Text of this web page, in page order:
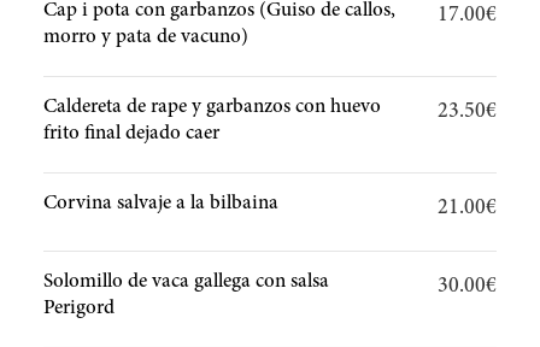
Cap i pota con garbanzos (Guiso de callos,
morro y pata de vacuno)
17.00€
Caldereta de rape y garbanzos con huevo
frito final dejado caer
23.50€
Corvina salvaje a la bilbaina 21.00€
Solomillo de vaca gallega con salsa
Perigord
30.00€